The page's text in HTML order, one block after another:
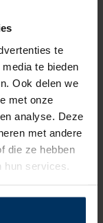
te
te bieden
Ook delen we
met onze
analyse. Deze
met andere
die ze hebben
services.
– 33 ohm